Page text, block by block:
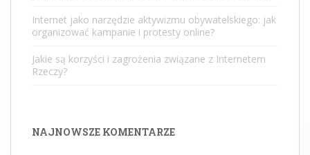
Internet jako narzędzie aktywizmu obywatelskiego: jak
organizować kampanie i protesty online?
Jakie są korzyści i zagrożenia związane z Internetem
Rzeczy?
NAJNOWSZE KOMENTARZE